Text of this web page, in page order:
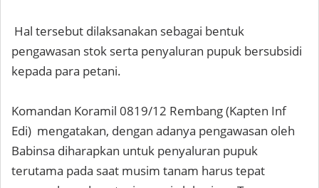
Hal tersebut dilaksanakan sebagai bentuk
pengawasan stok serta penyaluran pupuk bersubsidi
kepada para petani.
Komandan Koramil 0819/12 Rembang (Kapten Inf
Edi) mengatakan, dengan adanya pengawasan oleh
Babinsa diharapkan untuk penyaluran pupuk
terutama pada saat musim tanam harus tepat